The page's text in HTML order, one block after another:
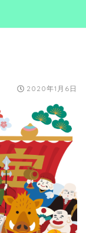
2020年1月6日